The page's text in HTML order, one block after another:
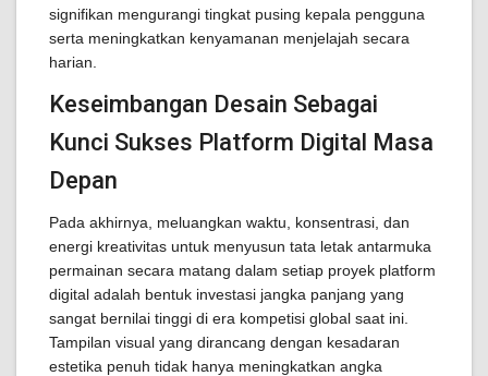
signifikan mengurangi tingkat pusing kepala pengguna
serta meningkatkan kenyamanan menjelajah secara
harian.
Keseimbangan Desain Sebagai
Kunci Sukses Platform Digital Masa
Depan
Pada akhirnya, meluangkan waktu, konsentrasi, dan
energi kreativitas untuk menyusun tata letak antarmuka
permainan secara matang dalam setiap proyek platform
digital adalah bentuk investasi jangka panjang yang
sangat bernilai tinggi di era kompetisi global saat ini.
Tampilan visual yang dirancang dengan kesadaran
estetika penuh tidak hanya meningkatkan angka